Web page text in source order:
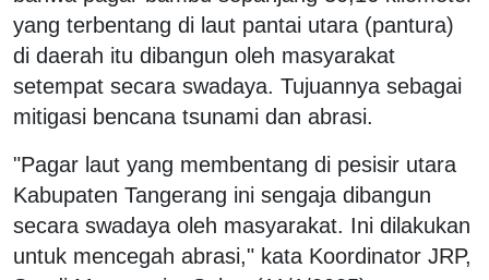
yang terbentang di laut pantai utara (pantura)
di daerah itu dibangun oleh masyarakat
setempat secara swadaya. Tujuannya sebagai
mitigasi bencana tsunami dan abrasi.
"Pagar laut yang membentang di pesisir utara
Kabupaten Tangerang ini sengaja dibangun
secara swadaya oleh masyarakat. Ini dilakukan
untuk mencegah abrasi," kata Koordinator JRP,